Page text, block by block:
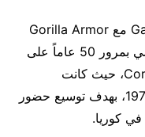
ويأتي إطلاق هواتف Galaxy S24 Ultra مع Gorilla Armor
في أعقاب الاحتفال خلال العام الماضي بمرور 50 عاماً على
الشراكة الرائدة بين سامسونج وCorning، حيث كانت
الشركتان قد بدأتا تعاونهما في عام 1973، بهدف توسيع حضور
في كوريا.